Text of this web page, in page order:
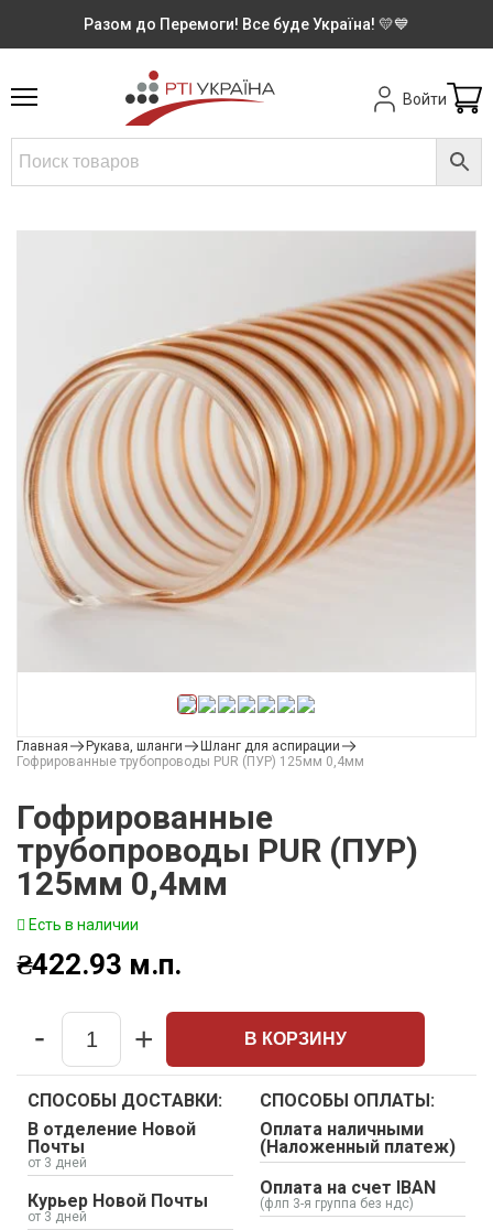
Разом до Перемоги! Все буде Україна! 💛💙
Войти
Главная Рукава, шланги
Шланг для аспирации
Гофрированные трубопроводы PUR (ПУР) 125мм 0,4мм
Гофрированные
трубопроводы PUR (ПУР)
125мм 0,4мм
Есть в наличии
₴422.93 м.п.
Quantity
- + В КОРЗИНУ
СПОСОБЫ ДОСТАВКИ:
В отделение Новой
Почты
от 3 дней
Курьер Новой Почты
от 3 дней
СПОСОБЫ ОПЛАТЫ:
Оплата наличными
(Наложенный платеж)
Оплата на счет IBAN
(флп 3-я группа без ндс)